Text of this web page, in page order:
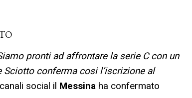
pronti ad affrontare la serie C con un
Sciotto conferma cosi l’iscrizione al
social il Messina ha confermato